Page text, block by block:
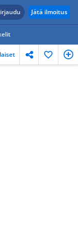
Jätä ilmoitus